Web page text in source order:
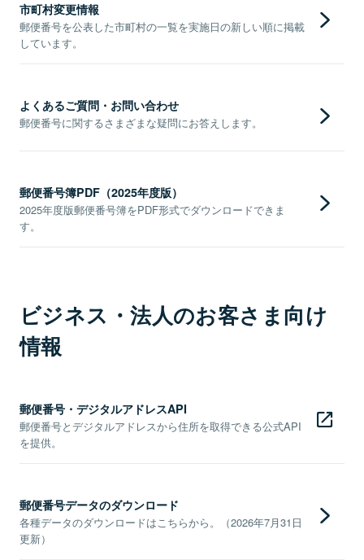
市町村変更情報
郵便番号を公表した市町村の一覧を実施日の新しい順に掲載
しています。
よくあるご質問・お問い合わせ
郵便番号に関するさまざまな疑問にお答えします。
郵便番号簿PDF（2025年度版）
2025年度版郵便番号簿をPDF形式でダウンロードできま
す。
ビジネス・法人のお客さま向け
情報
郵便番号・デジタルアドレスAPI
郵便番号とデジタルアドレスから住所を取得できる公式API
を提供。
郵便番号データのダウンロード
各種データのダウンロードはこちらから。（2026年7月31日
更新）